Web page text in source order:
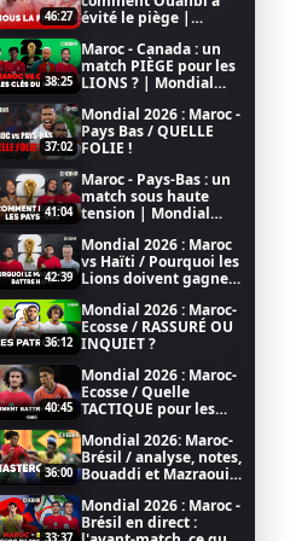
46:27 évité le piège |
38:25
Maroc - Canada : un
match PIÈGE pour les
LIONS ? | Mondial
37:02
Mondial 2026 : Maroc -
Pays Bas / QUELLE
FOLIE !
41:04
Maroc - Pays-Bas : un
match sous haute
tension | Mondial
42:39
Mondial 2026 : Maroc
vs Haïti / Pourquoi les
Lions doivent gagner
la FIFA 2026
36:12
Mondial 2026 : Maroc-
Ecosse / RASSURÉ OU
INQUIET ?
40:45
Mondial 2026 : Maroc-
Ecosse / Quelle
TACTIQUE pour les
36:00
Mondial 2026: Maroc-
Brésil / analyse, notes,
Bouaddi et Mazraoui
Mondial 2026 : Maroc -
Brésil en direct :
Roi